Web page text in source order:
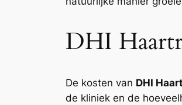
DHI
De kosten van DHI
de kliniek en de